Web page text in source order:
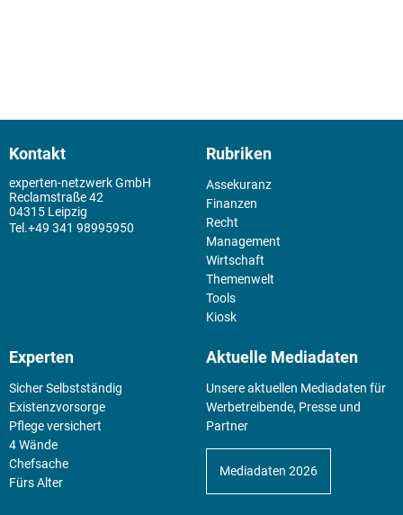
Kontakt
experten-netzwerk GmbH
Reclamstraße 42
04315 Leipzig
+49 341 98995950
Rubriken
Assekuranz
Finanzen
Recht
Management
Wirtschaft
Themenwelt
Tools
Kiosk
Experten
Sicher Selbstständig
Existenz­vorsorge
Pflege versichert
4 Wände
Chefsache
Fürs Alter
Aktuelle Mediadaten
Unsere aktuellen Mediadaten für
Werbetreibende, Presse und
Partner
Mediadaten 2026